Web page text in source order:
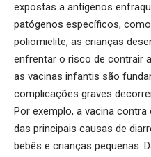
expostas a antígenos
patógenos específicos,
poliomielite, as crianças
enfrentar o risco de contrair
as vacinas infantis são
complicações graves
Por exemplo, a vacina
das principais causas de
bebês e crianças pequenas.